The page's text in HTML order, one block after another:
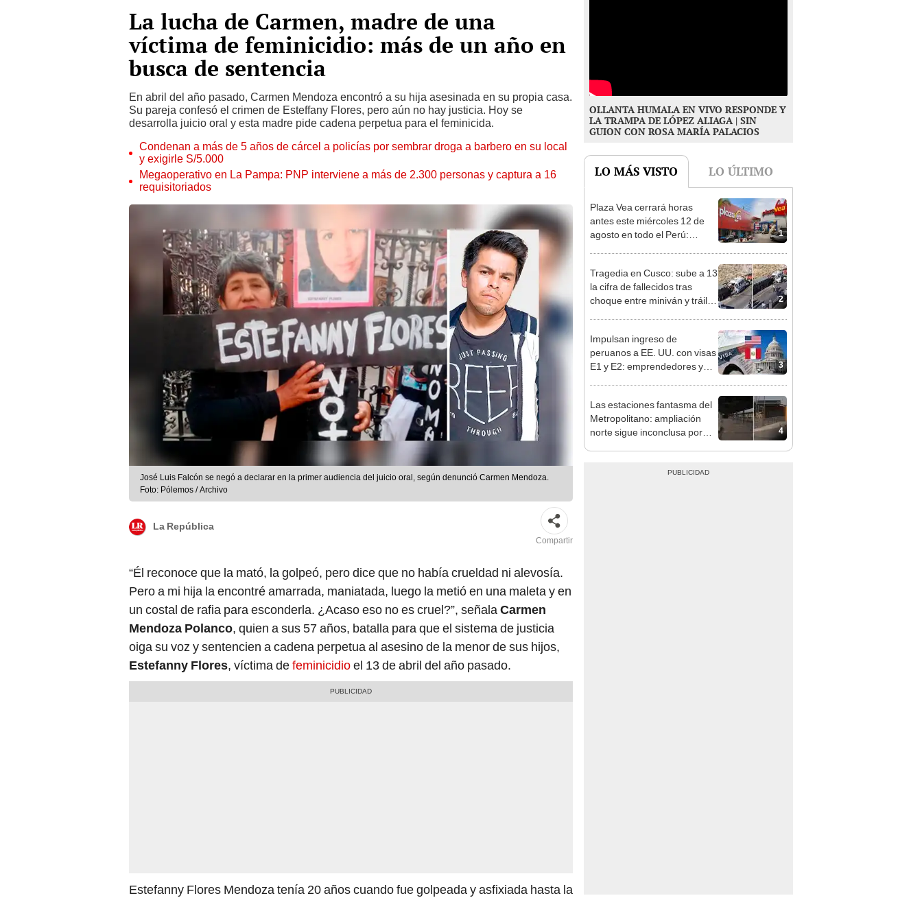
La lucha de Carmen, madre de una
víctima de feminicidio: más de un año en
busca de sentencia
En abril del año pasado, Carmen Mendoza encontró a su hija asesinada en su propia casa.
Su pareja confesó el crimen de Esteffany Flores, pero aún no hay justicia. Hoy se
desarrolla juicio oral y esta madre pide cadena perpetua para el feminicida.
Condenan a más de 5 años de cárcel a policías por sembrar droga a barbero en su local
y exigirle S/5.000
Megaoperativo en La Pampa: PNP interviene a más de 2.300 personas y captura a 16
requisitoriados
José Luis Falcón se negó a declarar en la primer audiencia del juicio oral, según denunció Carmen Mendoza.
Foto: Pólemos / Archivo
La República
Compartir
“Él reconoce que la mató, la golpeó, pero dice que no había crueldad ni alevosía.
Pero a mi hija la encontré amarrada, maniatada, luego la metió en una maleta y en
un costal de rafia para esconderla. ¿Acaso eso no es cruel?”, señalaCarmen
Mendoza Polanco, quien a sus 57 años, batalla para que el sistema de justicia
oiga su voz y sentencien a cadena perpetua al asesino de la menor de sus hijos,
Estefanny Flores, víctima defeminicidioel 13 de abril del año pasado.
Estefanny Flores Mendoza tenía 20 años cuando fue golpeada y asfixiada hasta la
OLLANTA HUMALA EN VIVO RESPONDE Y
LA TRAMPA DE LÓPEZ ALIAGA | SIN
GUION CON ROSA MARÍA PALACIOS
LO MÁS VISTO LO ÚLTIMO
1
Plaza Vea cerrará horas
antes este miércoles 12 de
agosto en todo el Perú:
2
Tragedia en Cusco: sube a 13
la cifra de fallecidos tras
choque entre miniván y tráiler
3
Impulsan ingreso de
peruanos a EE. UU. con visas
E1 y E2: emprendedores y
4
Las estaciones fantasma del
Metropolitano: ampliación
norte sigue inconclusa por